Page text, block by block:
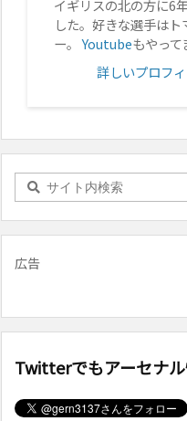
イギリスの北の方に6
した。好きな選手は
ー。Youtubeもやって
詳しいプロフ
広告
Twitterでもアーセナル